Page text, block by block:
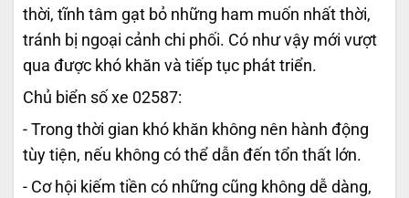
thời, tĩnh tâm gạt bỏ những ham muốn nhất thời,
tránh bị ngoại cảnh chi phối. Có như vậy mới vượt
qua được khó khăn và tiếp tục phát triển.
Chủ biển số xe 02587:
- Trong thời gian khó khăn không nên hành động
tùy tiện, nếu không có thể dẫn đến tổn thất lớn.
- Cơ hội kiếm tiền có những cũng không dễ dàng,